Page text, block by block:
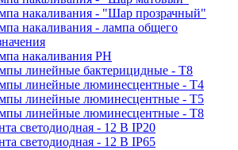
накаливания - "Шар прозрачный"
накаливания - лампа общего
накаливания РН
линейные бактерицидные - Т8
линейные люминесцентные - Т4
линейные люминесцентные - Т5
линейные люминесцентные - Т8
светодиодная - 12 В IP20
светодиодная - 12 В IP65